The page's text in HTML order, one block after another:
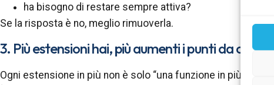
ha bisogno di restare sempre attiva?
Se la risposta è no, meglio rimuoverla.
3. Più estensioni hai, più aumenti i punti da
Ogni estensione in più non è solo “una funzione in più”.